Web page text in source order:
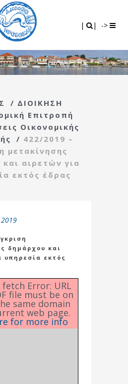
| | ->
/ ΔΙΟΙΚΗΣΗ
Επιτροπή
Οικονομικής
/ 422/2019 –
μετακίνησης
αιρετών για
εκτός έδρας
δημάρχου και
υπηρεσία εκτός
Error: URL
file must be on
same domain
web page.
for more info